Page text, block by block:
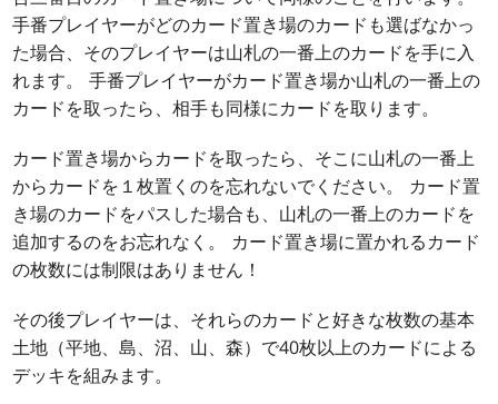
手番プレイヤーがどのカード置き場のカードも選ばなかっ
た場合、そのプレイヤーは山札の一番上のカードを手に入
れます。 手番プレイヤーがカード置き場か山札の一番上の
カードを取ったら、相手も同様にカードを取ります。
カード置き場からカードを取ったら、そこに山札の一番上
からカードを１枚置くのを忘れないでください。 カード置
き場のカードをパスした場合も、山札の一番上のカードを
追加するのをお忘れなく。 カード置き場に置かれるカード
の枚数には制限はありません！
その後プレイヤーは、それらのカードと好きな枚数の基本
土地（平地、島、沼、山、森）で40枚以上のカードによる
デッキを組みます。